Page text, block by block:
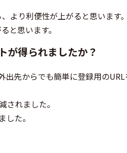
より利便性が上がると思います
と思います。
が得られましたか？
出先からでも簡単に登録用の
れました。
た。